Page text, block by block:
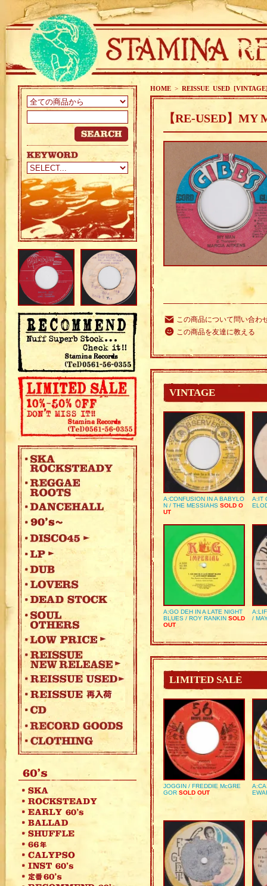
HOME > REISSUE USED
【RE-USED】
この商品について問い合わ
この商品を友達に教える
VINTAGE
A:CONFUSION IN A BABYLO
N / THE MESSIAHS SOLD O
UT
A:IT
A:GO DEH IN A LATE NIGHT
BLUES / ROY RANKIN SOLD
OUT
/
LIMITED SALE
JOGGIN / FREDDIE McGRE
GOR SOLD OUT